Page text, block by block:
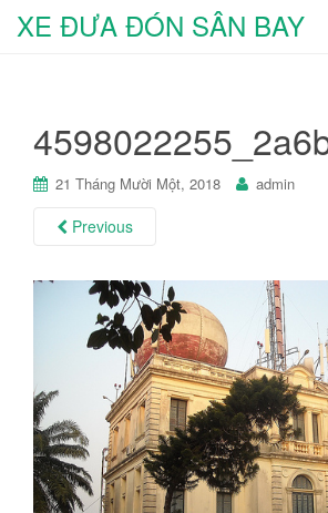
XE ĐƯA ĐÓN SÂN BAY
21 Tháng Mười Một, 2018 admin
Previous